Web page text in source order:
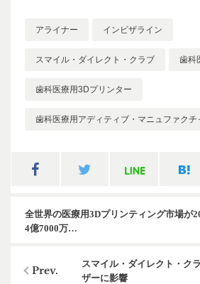
アライナー インビザライン
スマイル・ダイレクト・クラブ 歯科
歯科医療用3Dプリンター
歯科医療用アディティブ・マニュファクチ
全世界の医療用3Dプリンティング市場が
4億7000万…
スマイル・ダイレクト・ク
ザーに影響